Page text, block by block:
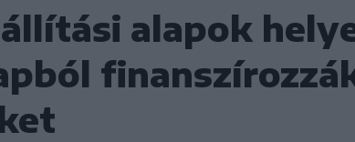
alapok